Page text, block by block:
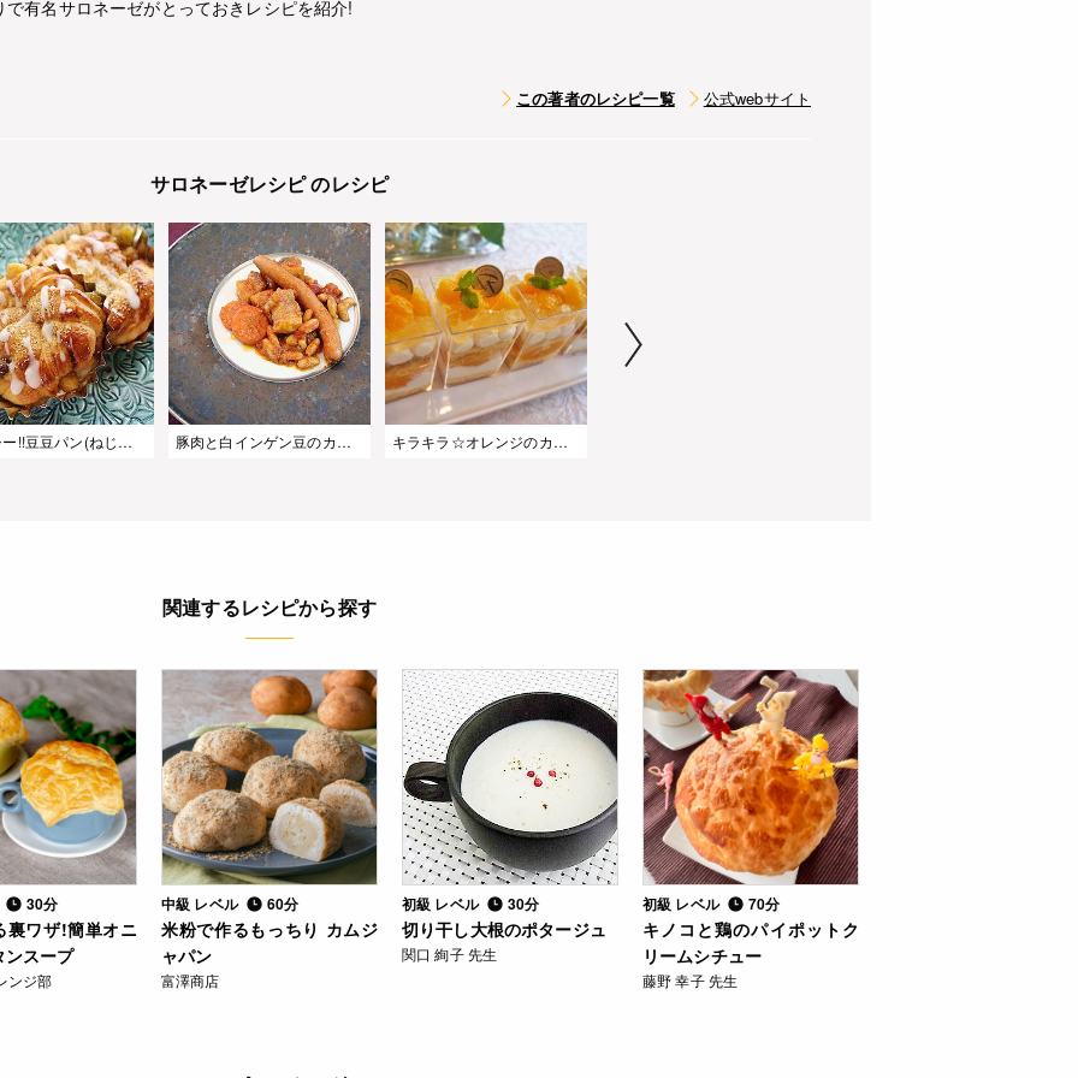
で有名サロネーゼがとっておきレシピを紹介!
この著者のレシピ一覧 公式webサイト
サロネーゼレシピ のレシピ
ヘルシー!!豆豆パン(ねじねじロール) 豚肉と白インゲン豆のカスレ風煮込み キラキラ☆オレンジのカップケーキ
関連するレシピから探す
30分
裏ワザ!簡単オニ
ンスープ
ンジ部
中級 レベル 60分
米粉で作るもっちり カムジ
ャパン
富澤商店
初級 レベル 30分
切り干し大根のポタージュ
関口 絢子 先生
初級 レベル 70分
キノコと鶏のパイポットク
リームシチュー
藤野 幸子 先生